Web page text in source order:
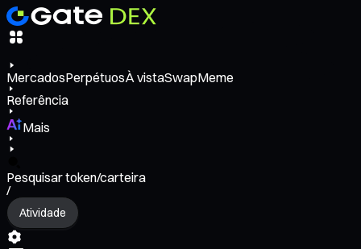
MercadosPerpétuosÀ vistaSwapMeme
Referência
Mais
Pesquisar token/carteira
/
Atividade